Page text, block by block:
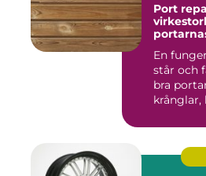
Port
virkestorkar så
En
står och
bra
krånglar,